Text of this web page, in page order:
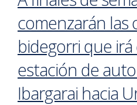
comenzarán las
bidegorri que irá
estación de
Ibargarai hacia